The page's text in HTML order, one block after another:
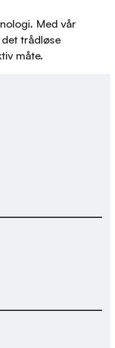
Med vår
trådløse
måte.